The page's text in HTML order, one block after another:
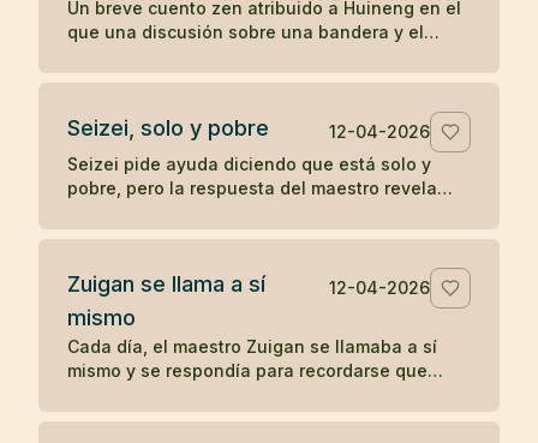
Un breve cuento zen atribuido a Huineng en el
que una discusión sobre una bandera y el
en la mente.
Seizei, solo y pobre
12-04-2026
Seizei pide ayuda diciendo que está solo y
pobre, pero la respuesta del maestro revela
koan sobre carencia y plenitud.
Zuigan se llama a sí
mismo
12-04-2026
Cada día, el maestro Zuigan se llamaba a sí
mismo y se respondía para recordarse que
engañar. Un koan sobre la vigilancia interior.